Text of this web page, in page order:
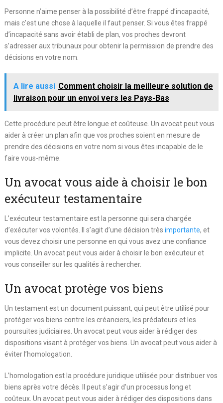
Personne n’aime penser à la possibilité d’être frappé d’incapacité,
mais c’est une chose à laquelle il faut penser. Si vous êtes frappé
d’incapacité sans avoir établi de plan, vos proches devront
s’adresser aux tribunaux pour obtenir la permission de prendre des
décisions en votre nom.
A lire aussi Comment choisir la meilleure solution de
livraison pour un envoi vers les Pays-Bas
Cette procédure peut être longue et coûteuse. Un avocat peut vous
aider à créer un plan afin que vos proches soient en mesure de
prendre des décisions en votre nom si vous êtes incapable de le
faire vous-même.
Un avocat vous aide à choisir le bon
exécuteur testamentaire
L’exécuteur testamentaire est la personne qui sera chargée
d’exécuter vos volontés. Il s’agit d’une décision très importante, et
vous devez choisir une personne en qui vous avez une confiance
implicite. Un avocat peut vous aider à choisir le bon exécuteur et
vous conseiller sur les qualités à rechercher.
Un avocat protège vos biens
Un testament est un document puissant, qui peut être utilisé pour
protéger vos biens contre les créanciers, les prédateurs et les
poursuites judiciaires. Un avocat peut vous aider à rédiger des
dispositions visant à protéger vos biens. Un avocat peut vous aider à
éviter l’homologation.
L’homologation est la procédure juridique utilisée pour distribuer vos
biens après votre décès. Il peut s’agir d’un processus long et
coûteux. Un avocat peut vous aider à rédiger des dispositions dans